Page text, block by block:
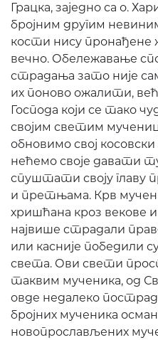
Грацка, заједно са о.
бројним другим
кости нису
вечно. Обележавање
страдања зато није
их поново ожалити,
Господа који се тако
својим светим
обновимо свој
нећемо своје давати
спуштати своју главу
и претњама. Крв
хришћана кроз векове
највише страдали
или касније победили
света. Ови свети
таквим мученика, од
овде недалеко
бројних мученика
новопрослављених